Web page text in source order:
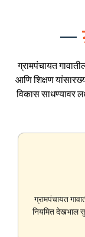
ग्रामपंचायत
आणि शिक्षण
विकास साधण्यावर
ग्रामपंचायत
नियमित देखभाल